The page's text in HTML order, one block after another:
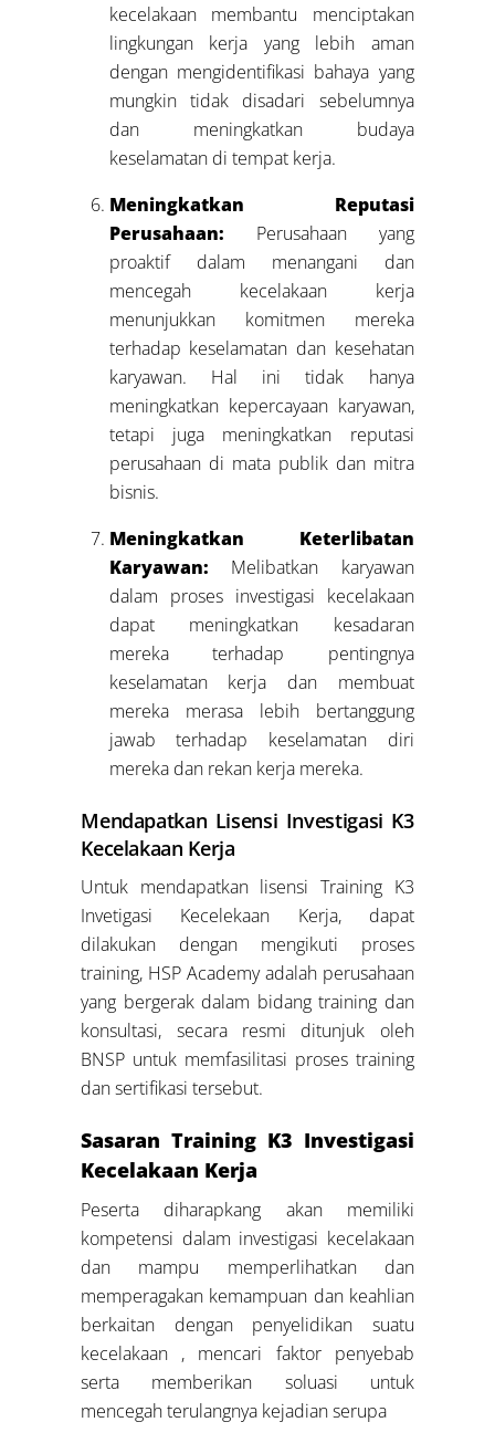
kecelakaan membantu menciptakan
lingkungan kerja yang lebih aman
dengan mengidentifikasi bahaya yang
mungkin tidak disadari sebelumnya
dan meningkatkan budaya
keselamatan di tempat kerja.
Meningkatkan Reputasi
Perusahaan: Perusahaan yang
proaktif dalam menangani dan
mencegah kecelakaan kerja
menunjukkan komitmen mereka
terhadap keselamatan dan kesehatan
karyawan. Hal ini tidak hanya
meningkatkan kepercayaan karyawan,
tetapi juga meningkatkan reputasi
perusahaan di mata publik dan mitra
bisnis.
Meningkatkan Keterlibatan
Karyawan: Melibatkan karyawan
dalam proses investigasi kecelakaan
dapat meningkatkan kesadaran
mereka terhadap pentingnya
keselamatan kerja dan membuat
mereka merasa lebih bertanggung
jawab terhadap keselamatan diri
mereka dan rekan kerja mereka.
Mendapatkan Lisensi Investigasi K3
Kecelakaan Kerja
Untuk mendapatkan lisensi Training K3
Invetigasi Kecelekaan Kerja, dapat
dilakukan dengan mengikuti proses
training, HSP Academy adalah perusahaan
yang bergerak dalam bidang training dan
konsultasi, secara resmi ditunjuk oleh
BNSP untuk memfasilitasi proses training
dan sertifikasi tersebut.
Sasaran Training K3 Investigasi
Kecelakaan Kerja
Peserta diharapkang akan memiliki
kompetensi dalam investigasi kecelakaan
dan mampu memperlihatkan dan
memperagakan kemampuan dan keahlian
berkaitan dengan penyelidikan suatu
kecelakaan , mencari faktor penyebab
serta memberikan soluasi untuk
mencegah terulangnya kejadian serupa